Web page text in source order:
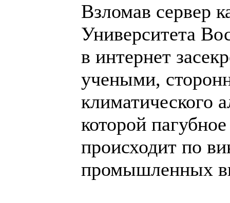
Взломав сервер
Университета
в интернет
учеными,
климатического
которой
происходит по
промышленных